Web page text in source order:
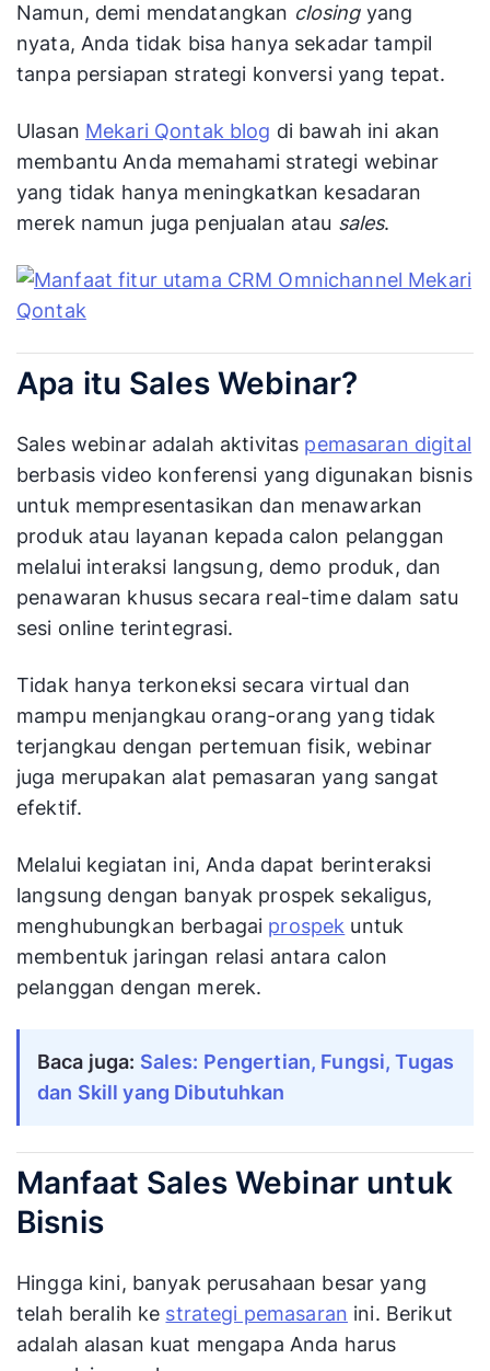
Namun, demi mendatangkan closing yang
nyata, Anda tidak bisa hanya sekadar tampil
tanpa persiapan strategi konversi yang tepat.
Ulasan Mekari Qontak blog di bawah ini akan
membantu Anda memahami strategi webinar
yang tidak hanya meningkatkan kesadaran
merek namun juga penjualan atau sales.
Apa itu Sales Webinar?
Sales webinar adalah aktivitas pemasaran digital
berbasis video konferensi yang digunakan bisnis
untuk mempresentasikan dan menawarkan
produk atau layanan kepada calon pelanggan
melalui interaksi langsung, demo produk, dan
penawaran khusus secara real-time dalam satu
sesi online terintegrasi.
Tidak hanya terkoneksi secara virtual dan
mampu menjangkau orang-orang yang tidak
terjangkau dengan pertemuan fisik, webinar
juga merupakan alat pemasaran yang sangat
efektif.
Melalui kegiatan ini, Anda dapat berinteraksi
langsung dengan banyak prospek sekaligus,
menghubungkan berbagai prospek untuk
membentuk jaringan relasi antara calon
pelanggan dengan merek.
Baca juga: Sales: Pengertian, Fungsi, Tugas
dan Skill yang Dibutuhkan
Manfaat Sales Webinar untuk
Bisnis
Hingga kini, banyak perusahaan besar yang
telah beralih ke strategi pemasaran ini. Berikut
adalah alasan kuat mengapa Anda harus